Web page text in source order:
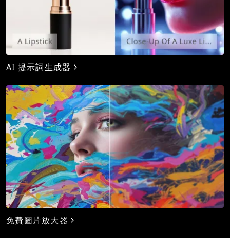
AI 提示詞生成器
免費圖片放大器